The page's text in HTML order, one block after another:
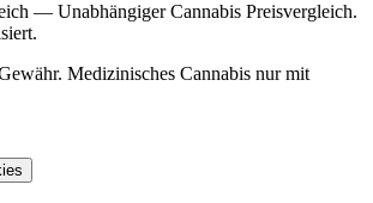
— Unabhängiger Cannabis Preisvergleich.
Medizinisches Cannabis nur mit